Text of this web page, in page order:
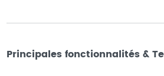
Principales fonctionnalités &